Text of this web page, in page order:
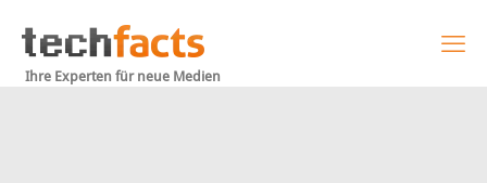
Ihre Experten für neue Medien